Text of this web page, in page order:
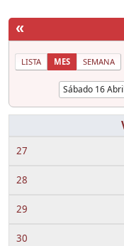
«
LISTA MES SEMANA
27
28
29
30